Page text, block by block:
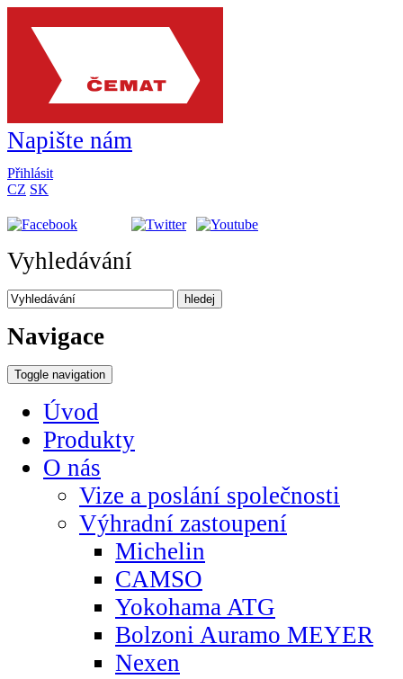
Napište nám
Přihlásit
CZ SK
Vyhledávání
hledej
Navigace
Toggle navigation
Úvod
Produkty
O nás
Vize a poslání společnosti
Výhradní zastoupení
Michelin
CAMSO
Yokohama ATG
Bolzoni Auramo MEYER
Nexen